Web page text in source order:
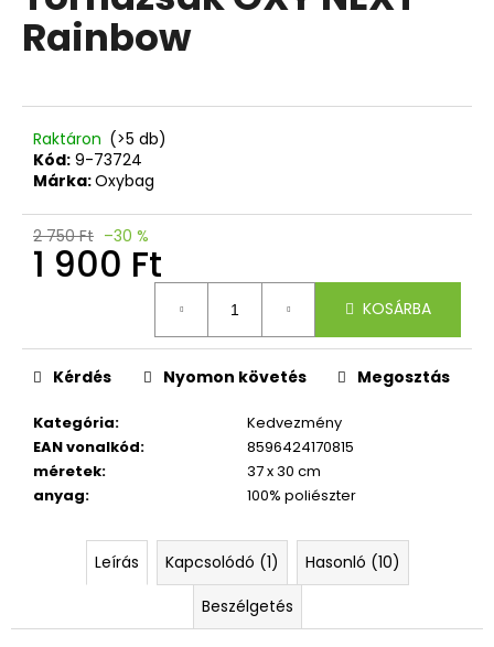
5-
ből
Rainbow
Raktáron (>5 db)
Kód: 9-73724
Márka:Oxybag
2 750 Ft –30 %
1 900 Ft
KOSÁRBA
Kategória:
Kedvezmény
EAN vonalkód:
8596424170815
méretek:
37 x 30 cm
anyag: 100% poliészter
Kérdés Nyomon követés Megosztás
Leírás Kapcsolódó (1)
Hasonló (10)
Beszélgetés
á
n
u
k
JET
BLACK
XXL
FÜLHALLGATÓ
19
900
Korábbi: